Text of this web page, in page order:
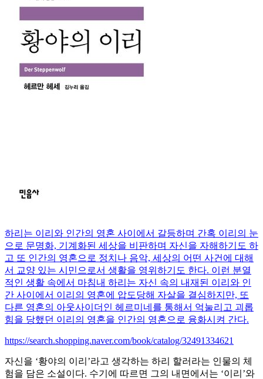
하리는 이리와 인간의 영혼 사이에서 갈등하며 간혹 이리의 눈
으로 문명화, 기계화된 세상을 비판하며 자신을 자해하기도 하
고 또 인간의 영혼으로 정치나 음악, 세상의 어떤 사건에 대해
서 교양 있는 시민으로서 생활을 영위하기도 한다. 이런 분열
적인 생활 속에서 마침내 하리는 자신 속의 내재된 이리와 인
간 사이에서 이리의 영혼에 압도당해 자살을 결심하지만, 또
다른 영혼의 아웃사이더인 헤르미네를 통해서 억눌리고 괴롭
힘을 당했던 이리의 영혼을 인간의 영혼으로 융화시켜 간다.
https://search.shopping.naver.com/book/catalog/32491334621
자신을 ‘황야의 이리’라고 생각하는 하리 할러라는 인물의 체
험을 담은 소설이다. 수기에 따르면 그의 내면에서는 ‘이리’와